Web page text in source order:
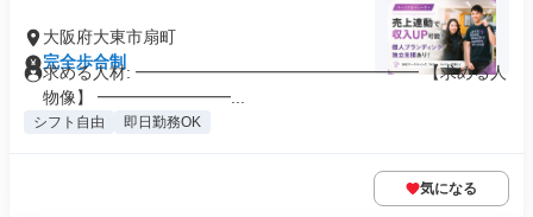
大阪府大東市扇町
完全歩合制
求める人材: ━━━━━━━━━━━━━━━━━ 【求める人
物像】 ━━━━━━━━...
シフト自由 即日勤務OK
気になる